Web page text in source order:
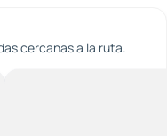
cercanas a la ruta.